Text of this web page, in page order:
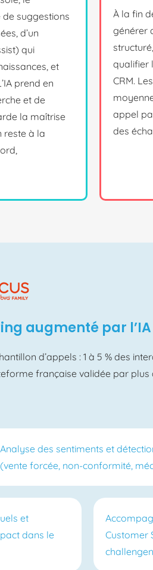
suggestions
d’un
qui
et
prend en
et de
la maîtrise
reste à la
À la fin
générer
qualifier
CRM.
appel
des
augmenté par l’IA
d’appels : 1 à 5 % des
française validée par
Analyse des sentiments et
(vente forcée, non-conformité,
et
dans le
Customer